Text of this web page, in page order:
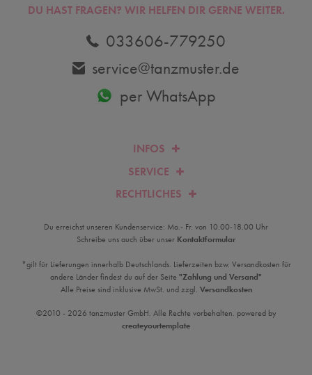
INFOS
SERVICE
RECHTLICHES
DU HAST FRAGEN? WIR HELFEN DIR GERNE WEITER.
033606-779250
service@tanzmuster.de
per WhatsApp
Du erreichst unseren Kundenservice: Mo.- Fr. von 10.00-18.00 Uhr
Schreibe uns auch über unser Kontaktformular
*gilt für Lieferungen innerhalb Deutschlands. Lieferzeiten bzw. Versandkosten für
andere Länder findest du auf der Seite "Zahlung und Versand"
Alle Preise sind inklusive MwSt. und zzgl. Versandkosten
©2010 - 2026 tanzmuster GmbH. Alle Rechte vorbehalten. powered by
createyourtemplate